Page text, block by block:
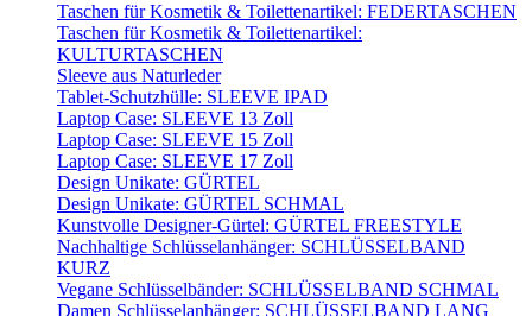
Taschen für Kosmetik & Toilettenartikel: FEDERTASCHEN
Taschen für Kosmetik & Toilettenartikel:
KULTURTASCHEN
Sleeve aus Naturleder
Tablet-Schutzhülle: SLEEVE IPAD
Laptop Case: SLEEVE 13 Zoll
Laptop Case: SLEEVE 15 Zoll
Laptop Case: SLEEVE 17 Zoll
Design Unikate: GÜRTEL
Design Unikate: GÜRTEL SCHMAL
Kunstvolle Designer-Gürtel: GÜRTEL FREESTYLE
Nachhaltige Schlüsselanhänger: SCHLÜSSELBAND
KURZ
Vegane Schlüsselbänder: SCHLÜSSELBAND SCHMAL
Damen Schlüsselanhänger: SCHLÜSSELBAND LANG